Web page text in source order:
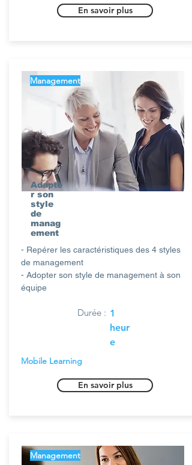
En savoir plus
Adapte
r son
style
de
manag
ement
Management
- Repérer les caractéristiques des 4 styles
de management
- Adopter son style de management à son
équipe
Durée : 1
heur
e
Mobile Learning
En savoir plus
Management